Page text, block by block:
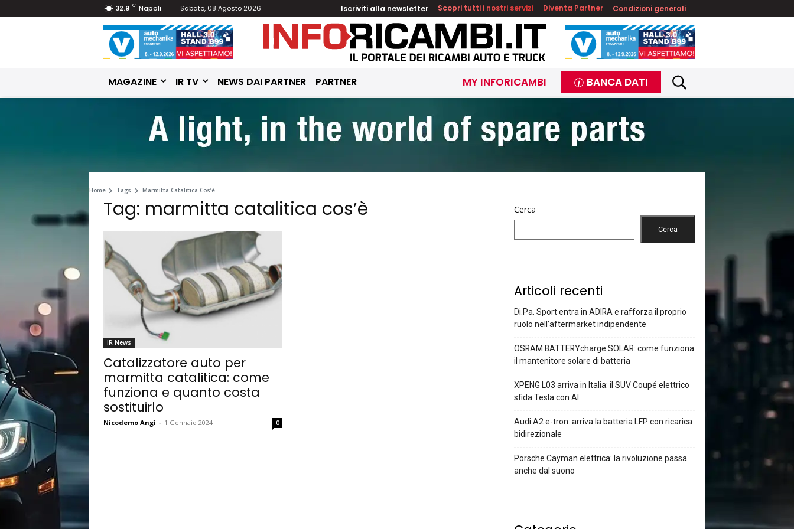
32.9 C Napoli Sabato, 08 Agosto 2026 Iscriviti alla newsletter Scopri tutti i nostri servizi Diventa Partner Condizioni generali
MAGAZINE IR TV NEWS DAI PARTNER PARTNER MY INFORICAMBI BANCA DATI
Home Tags Marmitta Catalitica Cos’è
Tag: marmitta catalitica cos’è
IR News
Catalizzatore auto per
marmitta catalitica: come
funziona e quanto costa
sostituirlo
Nicodemo Angì - 1 Gennaio 2024 0
Cerca
Cerca
Articoli recenti
Di.Pa. Sport entra in ADIRA e rafforza il proprio
ruolo nell’aftermarket indipendente
OSRAM BATTERYcharge SOLAR: come funziona
il mantenitore solare di batteria
XPENG L03 arriva in Italia: il SUV Coupé elettrico
sfida Tesla con AI
Audi A2 e-tron: arriva la batteria LFP con ricarica
bidirezionale
Porsche Cayman elettrica: la rivoluzione passa
anche dal suono